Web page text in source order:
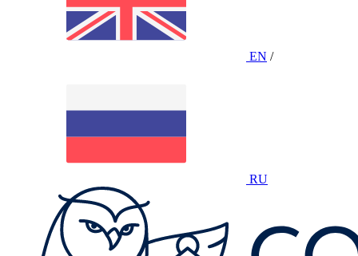
EN /
RU